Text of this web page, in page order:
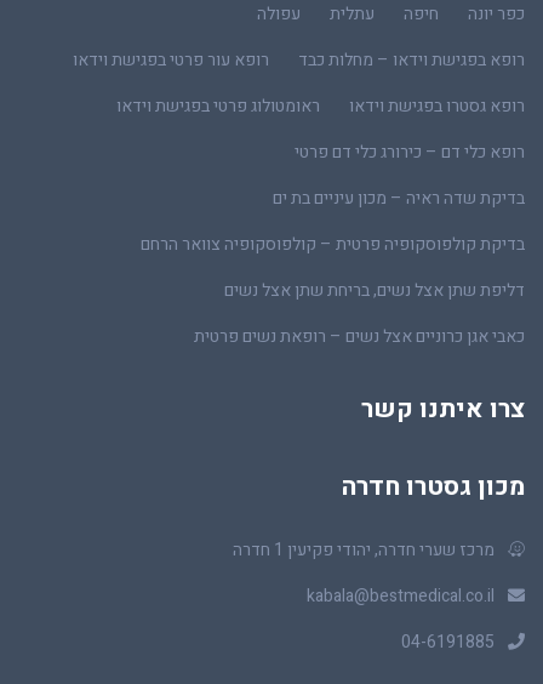
כפר יונה
חיפה עתלית
עפולה
רופא בפגישת וידאו – מחלות כבד
רופא עור פרטי בפגישת וידאו
רופא גסטרו בפגישת וידאו
ראומטולוג פרטי בפגישת וידאו
רופא כלי דם – כירורג כלי דם פרטי
בדיקת שדה ראיה – מכון עיניים בת ים
בדיקת קולפוסקופיה פרטית – קולפוסקופיה צוואר הרחם
דליפת שתן אצל נשים, בריחת שתן אצל נשים
כאבי אגן כרוניים אצל נשים – רופאת נשים פרטית
צרו איתנו קשר
מכון גסטרו חדרה
מרכז שערי חדרה, יהודי פקיעין 1 חדרה
kabala@bestmedical.co.il
04-6191885